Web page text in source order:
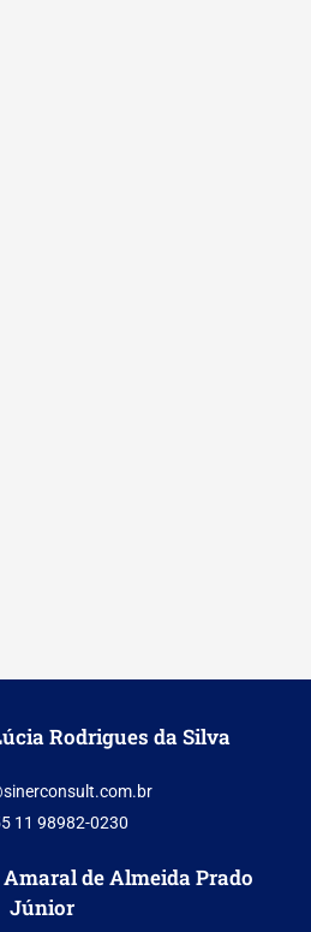
Rodrigues da Silva
11 98982-0230
de Almeida Prado
Júnior